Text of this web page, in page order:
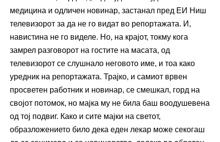
медицина и одличен новинар, застанал пред ЕИ Ниш
телевизорот за да не го видат во репортажата. И,
навистина не го виделе. Но, на крајот, токму кога
замрел разговорот на гостите на масата, од
телевизорот се слушнало неговото име, и тоа како
уредник на репортажата. Трајко, и самиот врвен
просветен работник и новинар, се смешкал, горд на
својот потомок, но мајка му не била баш воодушевена
од тој подвиг. Како и сите мајки на светот,
образложението било дека еден лекар може секогаш